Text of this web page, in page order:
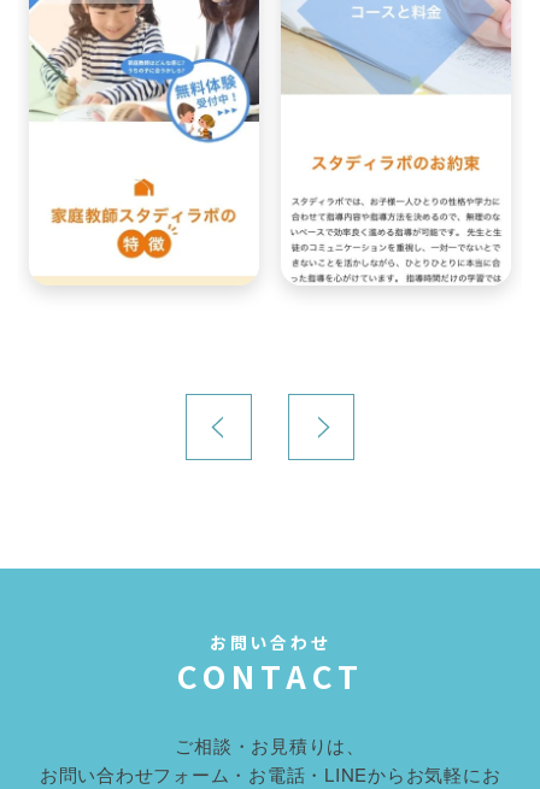
お問い合わせ
CONTACT
ご相談・お見積りは、
お問い合わせフォーム・お電話・LINEからお気軽にお